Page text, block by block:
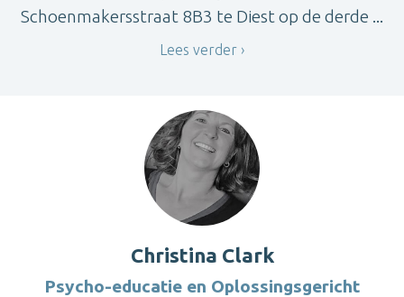
Schoenmakersstraat 8B3 te Diest op de derde ...
Lees verder
Christina Clark
Psycho-educatie en Oplossingsgericht